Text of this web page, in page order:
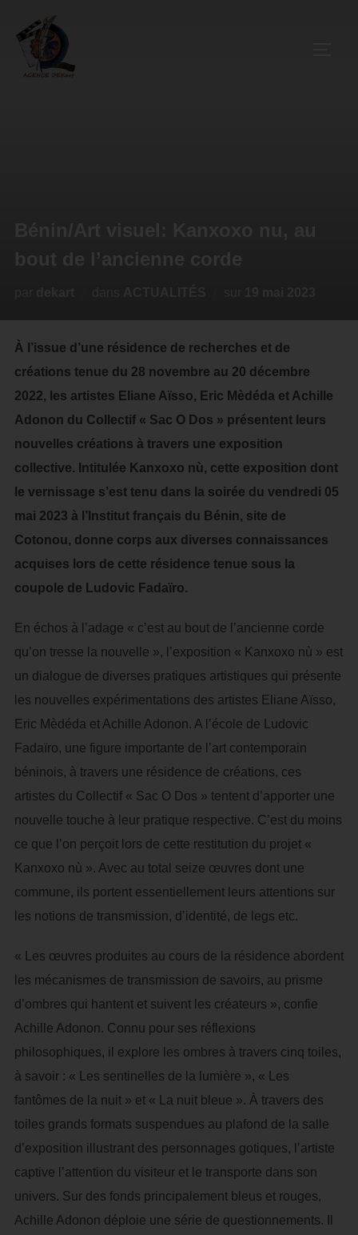
À l’issue d’une résidence de recherches et de
créations tenue du 28 novembre au 20 décembre
2022, les artistes Eliane Aïsso, Eric Mèdéda et Achille
Adonon du Collectif « Sac O Dos » présentent leurs
nouvelles créations à travers une exposition
collective. Intitulée Kanxoxo nù, cette exposition dont
le vernissage s’est tenu dans la soirée du vendredi 05
mai 2023 à l’Institut français du Bénin, site de
Cotonou, donne corps aux diverses connaissances
acquises lors de cette résidence tenue sous la
coupole de Ludovic Fadaïro.
En échos à l’adage « c’est au bout de l’ancienne corde
qu’on tresse la nouvelle », l’exposition « Kanxoxo nù » est
un dialogue de diverses pratiques artistiques qui présente
les nouvelles expérimentations des artistes Eliane Aïsso,
Eric Mèdéda et Achille Adonon. A l’école de Ludovic
Fadaïro, une figure importante de l’art contemporain
béninois, à travers une résidence de créations, ces
artistes du Collectif « Sac O Dos » tentent d’apporter une
nouvelle touche à leur pratique respective. C’est du moins
ce que l’on perçoit lors de cette restitution du projet «
Kanxoxo nù ». Avec au total seize œuvres dont une
commune, ils portent essentiellement leurs attentions sur
les notions de transmission, d’identité, de legs etc.
« Les œuvres produites au cours de la résidence abordent
les mécanismes de transmission de savoirs, au prisme
d’ombres qui hantent et suivent les créateurs », confie
Achille Adonon. Connu pour ses réflexions
philosophiques, il explore les ombres à travers cinq toiles,
à savoir : « Les sentinelles de la lumière », « Les
fantômes de la nuit » et « La nuit bleue ». À travers des
toiles grands formats suspendues au plafond de la salle
d’exposition illustrant des personnages gotiques, l’artiste
captive l’attention du visiteur et le transporte dans son
univers. Sur des fonds principalement bleus et rouges,
Achille Adonon déploie une série de questionnements. Il